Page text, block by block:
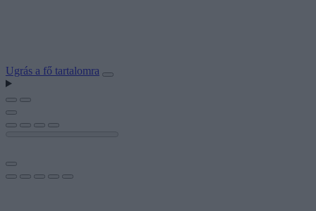
Ugrás a fő tartalomra